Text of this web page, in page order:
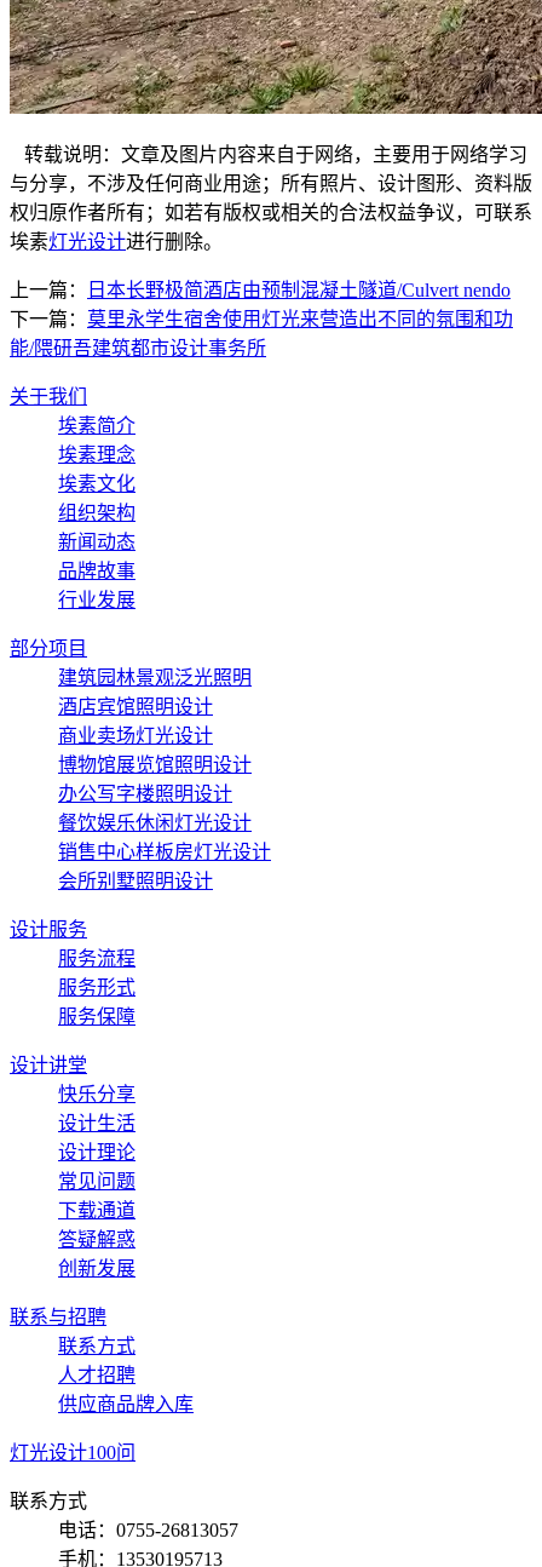
转载说明：文章及图片内容来自于网络，主要用于网络学习
与分享，不涉及任何商业用途；所有照片、设计图形、资料版
权归原作者所有；如若有版权或相关的合法权益争议，可联系
埃素灯光设计进行删除。
上一篇：
日本长野极简酒店由预制混凝土隧道/Culvert nendo
下一篇： 莫里永学生宿舍使用灯光来营造出不同的氛围和功
能/隈研吾建筑都市设计事务所
关于我们
埃素简介
埃素理念
埃素文化
组织架构
新闻动态
品牌故事
行业发展
部分项目
建筑园林景观泛光照明
酒店宾馆照明设计
商业卖场灯光设计
博物馆展览馆照明设计
办公写字楼照明设计
餐饮娱乐休闲灯光设计
销售中心样板房灯光设计
会所别墅照明设计
设计服务
服务流程
服务形式
服务保障
设计讲堂
快乐分享
设计生活
设计理论
常见问题
下载通道
答疑解惑
创新发展
联系与招聘
联系方式
人才招聘
供应商品牌入库
灯光设计100问
联系方式
电话：0755-26813057
手机：13530195713